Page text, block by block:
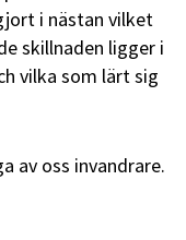
i nästan vilket
skillnaden ligger i
vilka som lärt sig
av oss invandrare.